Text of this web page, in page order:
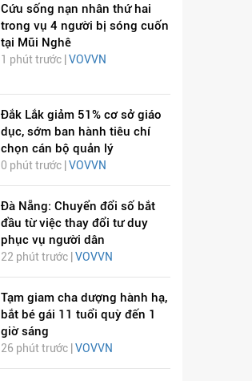
Cứu sống nạn nhân thứ hai
trong vụ 4 người bị sóng cuốn
tại Mũi Nghê
1 phút trước | VOVVN
Đắk Lắk giảm 51% cơ sở giáo
dục, sớm ban hành tiêu chí
chọn cán bộ quản lý
0 phút trước | VOVVN
Đà Nẵng: Chuyển đổi số bắt
đầu từ việc thay đổi tư duy
phục vụ người dân
22 phút trước | VOVVN
Tạm giam cha dượng hành hạ,
bắt bé gái 11 tuổi quỳ đến 1
giờ sáng
26 phút trước | VOVVN